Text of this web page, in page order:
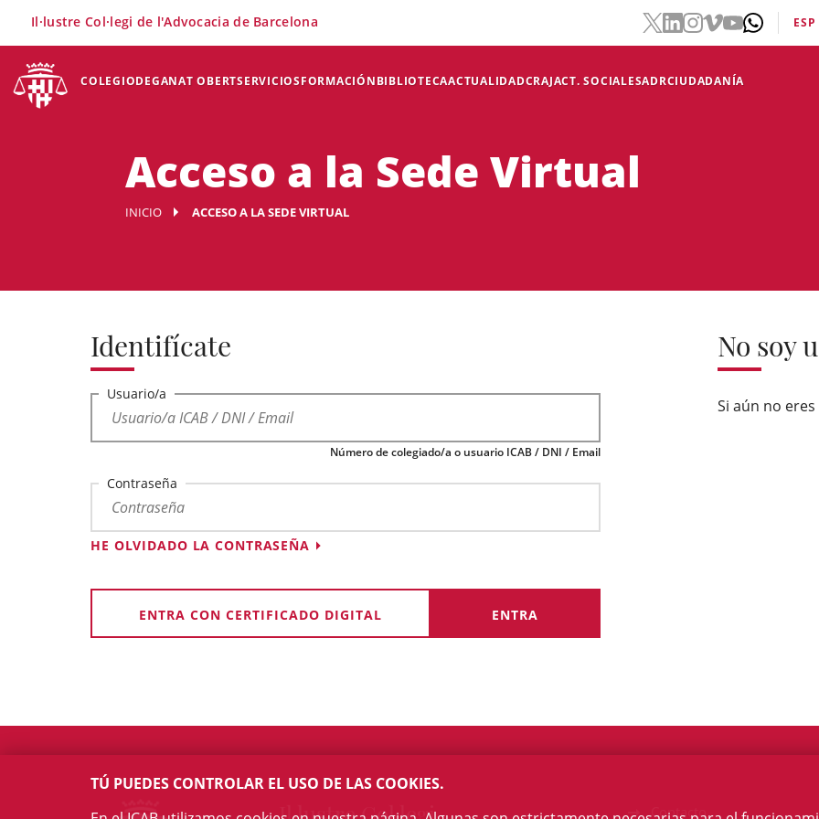
COLEGIODEGANAT OBERTSERVICIOSFORMACIÓNBIBLIOTECAACTUALIDADCRAJACT. SOCIALESADRCIUDADANÍA
Il·lustre Col·legi de l'Advocacia de Barcelona ESP
Acceso a la Sede Virtual
INICIO ACCESO A LA SEDE VIRTUAL
Identifícate
Usuario/a
Número de colegiado/a o usuario ICAB / DNI / Email
Contraseña
HE OLVIDADO LA CONTRASEÑA
ENTRA CON CERTIFICADO DIGITAL
No soy
Si aún no
Contacto
TÚ PUEDES CONTROLAR EL USO DE LAS COOKIES.